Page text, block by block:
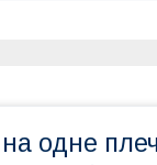
одне